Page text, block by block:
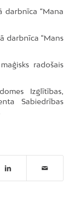
darbnīca “Mana
darbnīca “Mans
radošais
Izglītības,
Sabiedrības